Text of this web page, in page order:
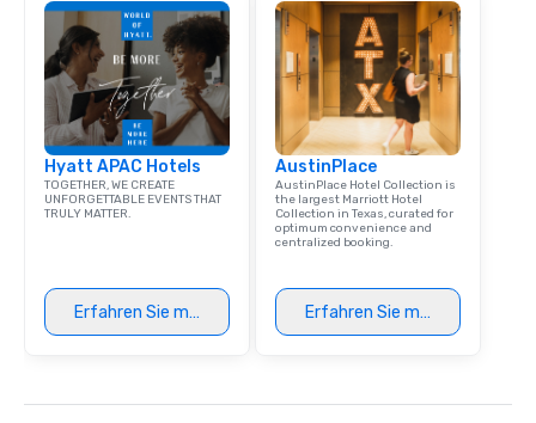
Hyatt APAC Hotels
TOGETHER, WE CREATE
UNFORGETTABLE EVENTS THAT
TRULY MATTER.
Erfahren Sie mehr
AustinPlace
AustinPlace Hotel Collection is
the largest Marriott Hotel
Collection in Texas, curated for
optimum convenience and
centralized booking.
Erfahren Sie mehr